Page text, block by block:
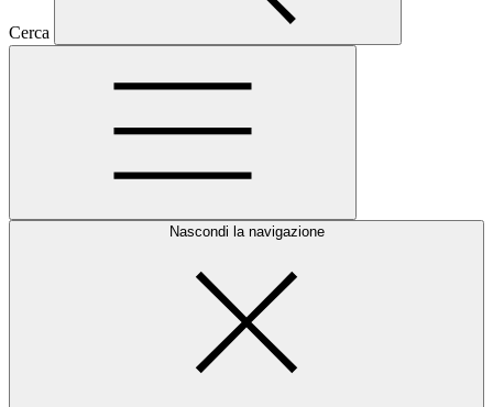
Cerca
Nascondi la navigazione